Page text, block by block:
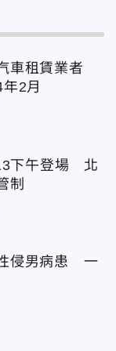
車租賃業者
2月
下午登場 北
制
侵男病患 一